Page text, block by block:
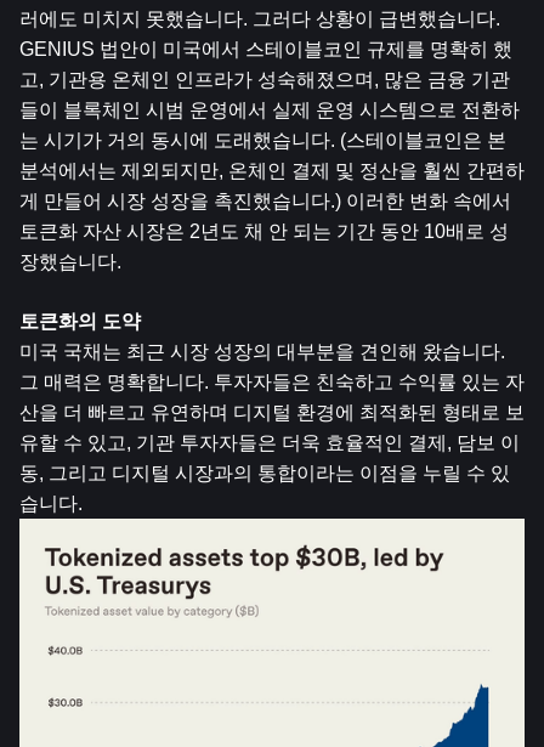
러에도 미치지 못했습니다. 그러다 상황이 급변했습니다.
GENIUS 법안이 미국에서 스테이블코인 규제를 명확히 했
고, 기관용 온체인 인프라가 성숙해졌으며, 많은 금융 기관
들이 블록체인 시범 운영에서 실제 운영 시스템으로 전환하
는 시기가 거의 동시에 도래했습니다. (스테이블코인은 본
분석에서는 제외되지만, 온체인 결제 및 정산을 훨씬 간편하
게 만들어 시장 성장을 촉진했습니다.) 이러한 변화 속에서
토큰화 자산 시장은 2년도 채 안 되는 기간 동안 10배로 성
장했습니다.
토큰화의 도약
미국 국채는 최근 시장 성장의 대부분을 견인해 왔습니다.
그 매력은 명확합니다. 투자자들은 친숙하고 수익률 있는 자
산을 더 빠르고 유연하며 디지털 환경에 최적화된 형태로 보
유할 수 있고, 기관 투자자들은 더욱 효율적인 결제, 담보 이
동, 그리고 디지털 시장과의 통합이라는 이점을 누릴 수 있
습니다.